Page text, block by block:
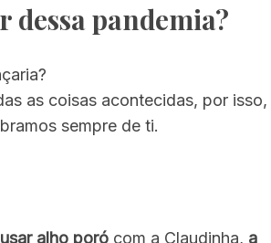
dessa pandemia?
as coisas acontecidas, por isso,
sempre de ti.
alho porócom a Claudinha, a